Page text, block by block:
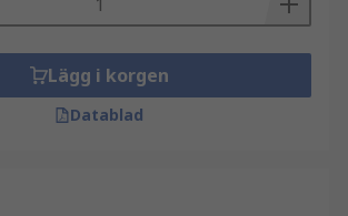
Lägg i korgen
Datablad